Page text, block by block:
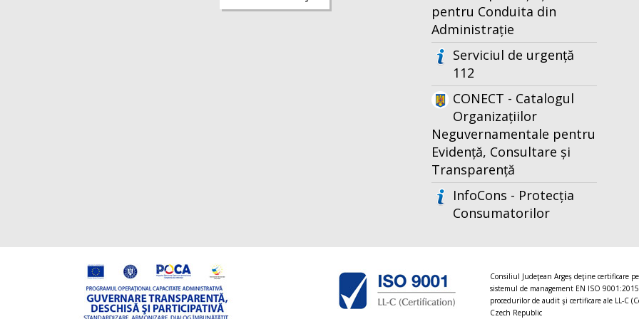
pentru Conduita din
Administrație
Serviciul de urgență
112
CONECT - Catalogul
Organizațiilor
Neguvernamentale pentru
Evidență, Consultare și
Transparență
InfoCons - Protecția
Consumatorilor
Consiliul Judeţean Argeș deţine certificare
sistemul de management EN ISO
procedurilor de audit şi certificare ale LL-C
Czech Republic